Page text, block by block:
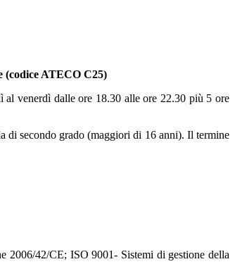
(codice ATECO C25)
venerdì dalle ore 18.30 alle ore 22.30 più 5 ore
di secondo grado (maggiori di 16 anni). Il termine
2006/42/CE; ISO 9001- Sistemi di gestione della